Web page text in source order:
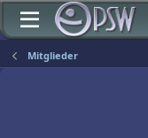
Mitglieder